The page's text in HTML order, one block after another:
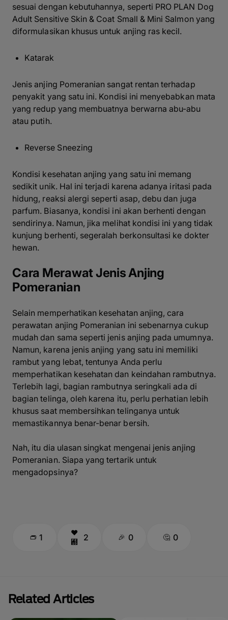
sesuai dengan kebutuhannya, seperti PRO PLAN Dog
Adult Sensitive Skin & Coat Small & Mini Salmon yang
diformulasikan khusus untuk anjing ras kecil.
Katarak
Jenis anjing Pomeranian sangat rentan terhadap
penyakit yang satu ini. Kondisi ini menyebabkan mata
yang redup yang membuatnya berwarna abu-abu
atau putih.
Reverse Sneezing
Kondisi kesehatan anjing yang satu ini memang
sedikit unik. Hal ini terjadi karena adanya iritasi pada
hidung, reaksi alergi seperti asap, debu dan juga
parfum. Biasanya, kondisi ini akan berhenti dengan
sendirinya. Namun, jika melihat kondisi ini yang tidak
kunjung berhenti, segeralah berkonsultasi ke dokter
hewan.
Cara Merawat Jenis Anjing
Pomeranian
Selain memperhatikan kesehatan anjing, cara
perawatan anjing Pomeranian ini sebenarnya cukup
mudah dan sama seperti jenis anjing pada umumnya.
Namun, karena jenis anjing yang satu ini memiliki
rambut yang lebat, tentunya Anda perlu
memperhatikan kesehatan dan keindahan rambutnya.
Terlebih lagi, bagian rambutnya seringkali ada di
bagian telinga, oleh karena itu, perlu perhatian lebih
khusus saat membersihkan telinganya untuk
memastikannya benar-benar bersih.
Nah, itu dia ulasan singkat mengenai jenis anjing
Pomeranian. Siapa yang tertarik untuk
mengadopsinya?
1 2 0 0
Related Articles